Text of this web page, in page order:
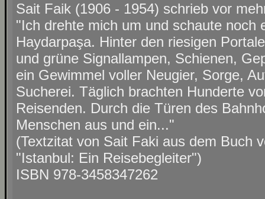
Sait Faik (1906 - 1954) schrieb vor
"Ich drehte mich um und schaute noch
Haydarpaşa. Hinter den riesigen
und grüne Signallampen, Schienen,
ein Gewimmel voller Neugier, Sorge,
Sucherei. Täglich brachten Hunderte
Reisenden. Durch die Türen des
Menschen aus und ein..."
(Textzitat von Sait Faki aus dem Buch
"Istanbul: Ein Reisebegleiter")
ISBN 978-3458347262